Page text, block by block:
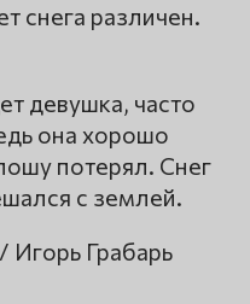
снега различен.
девушка, часто
она хорошо
потерял. Снег
с землей.